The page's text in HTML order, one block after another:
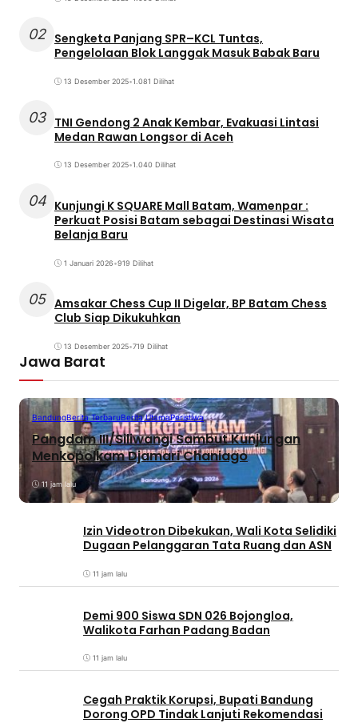
02 Sengketa Panjang SPR–KCL Tuntas,
Pengelolaan Blok Langgak Masuk Babak Baru
13 Desember 2025•1.081 Dilihat
03 TNI Gendong 2 Anak Kembar, Evakuasi Lintasi
Medan Rawan Longsor di Aceh
13 Desember 2025•1.040 Dilihat
04 Kunjungi K SQUARE Mall Batam, Wamenpar :
Perkuat Posisi Batam sebagai Destinasi Wisata
Belanja Baru
1 Januari 2026•919 Dilihat
05 Amsakar Chess Cup II Digelar, BP Batam Chess
Club Siap Dikukuhkan
13 Desember 2025•719 Dilihat
Jawa Barat
BandungBerita TerbaruBerita UtamaPeristiwa
Pangdam III/Siliwangi Sambut Kunjungan
Menkopolkam Djamari Chaniago
11 jam lalu
Izin Videotron Dibekukan, Wali Kota Selidiki
Dugaan Pelanggaran Tata Ruang dan ASN
11 jam lalu
Demi 900 Siswa SDN 026 Bojongloa,
Walikota Farhan Padang Badan
11 jam lalu
Cegah Praktik Korupsi, Bupati Bandung
Dorong OPD Tindak Lanjuti Rekomendasi